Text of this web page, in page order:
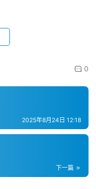
0
2025年8月24日 12:18
下一篇